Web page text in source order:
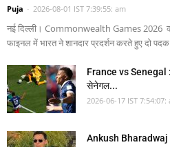
Puja - 2026-08-01 IST 7:39:55: am
नई दिल्ली। Commonwealth Games 2026
फाइनल में भारत ने शानदार प्रदर्शन करते हुए दो
France vs Senegal :
सेनेगल...
2026-06-17 IST 7:54:07:
Ankush Bharadwaj